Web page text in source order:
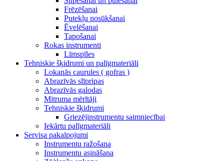
Frēzēšanai
Putekļu nosūkšanai
Ēvelēšanai
Tapošanai
Rokas instrumenti
Līmspīles
Tehniskie šķidrumi un palīgmateriāli
Lokanās caurules ( gofras )
Abrazīvās slīpripas
Abrazīvās galodas
Mitruma mērītāji
Tehniskie šķidrumi
Griezējinstrumentu saimniecībai
Iekārtu palīgmateriāli
Servisa pakalpojumi
Instrumentu ražošana
Instrumentu asināšana